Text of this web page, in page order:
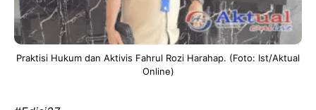
Praktisi Hukum dan Aktivis Fahrul Rozi Harahap. (Foto: Ist/Aktual
Online)